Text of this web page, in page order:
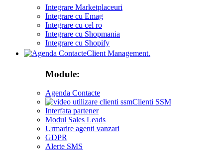
Integrare Marketplaceuri
Integrare cu Emag
Integrare cu cel ro
Integrare cu Shopmania
Integrare cu Shopify
Client Management.
Module:
Agenda Contacte
Clienti SSM
Interfata partener
Modul Sales Leads
Urmarire agenti vanzari
GDPR
Alerte SMS